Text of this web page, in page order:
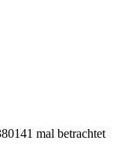
mal betrachtet